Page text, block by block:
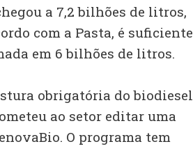
a 7,2 bilhões de litros,
com a Pasta, é suficiente
em 6 bilhões de litros.
obrigatória do biodiesel
ao setor editar uma
O programa tem